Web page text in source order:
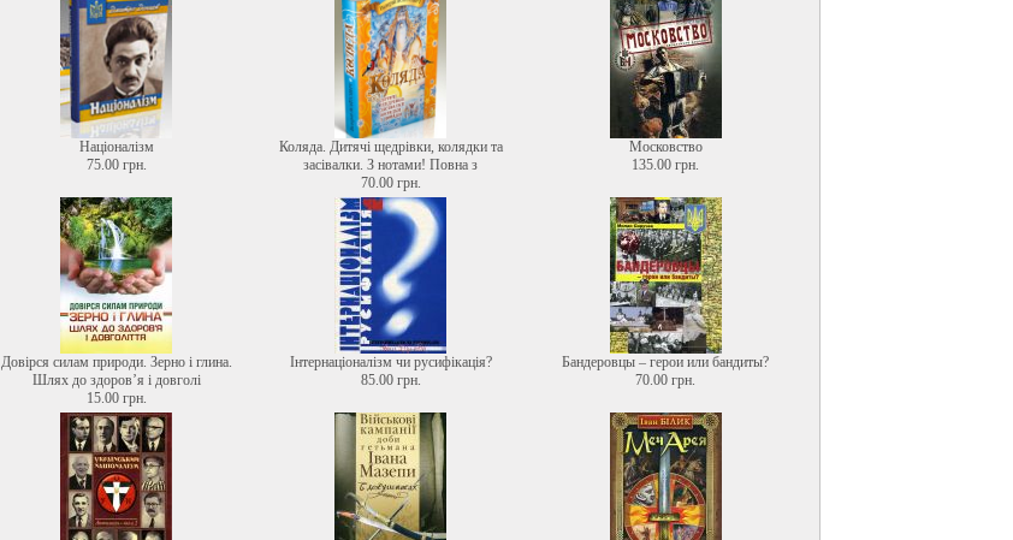
Націоналізм
75.00 грн.
Коляда. Дитячі щедрівки, колядки та
засівалки. З нотами! Повна з
70.00 грн.
Московство
135.00 грн.
Довірся силам природи. Зерно і глина.
Шлях до здоров’я і довголі
15.00 грн.
Інтернаціоналізм чи русифікація?
85.00 грн.
Бандеровцы – герои или бандиты?
70.00 грн.